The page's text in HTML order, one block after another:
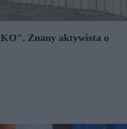
Znany aktywista o